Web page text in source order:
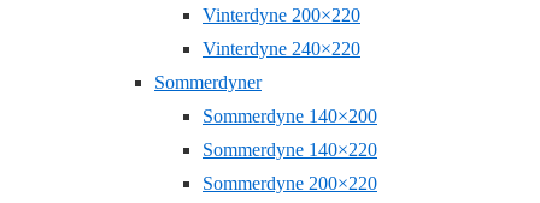
Vinterdyne 200×220
Vinterdyne 240×220
Sommerdyner
Sommerdyne 140×200
Sommerdyne 140×220
Sommerdyne 200×220